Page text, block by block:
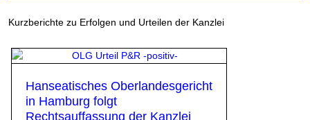
Kurzberichte zu Erfolgen und Urteilen der Kanzlei
Hanseatisches Oberlandesgericht
in Hamburg folgt
Rechtsauffassung der Kanzlei